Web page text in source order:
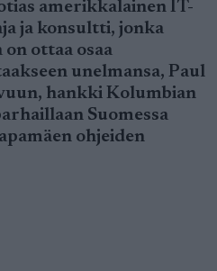
amerikkalainen IT-
ja konsultti, jonka
ottaa osaa
unelmansa, Paul
hankki Kolumbian
Suomessa
ohjeiden